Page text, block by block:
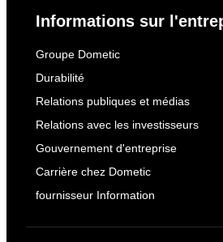
Informations sur
Groupe Dometic
Durabilité
Relations publiques et médias
Relations avec les investisseurs
Gouvernement d'entreprise
Carrière chez Dometic
fournisseur Information